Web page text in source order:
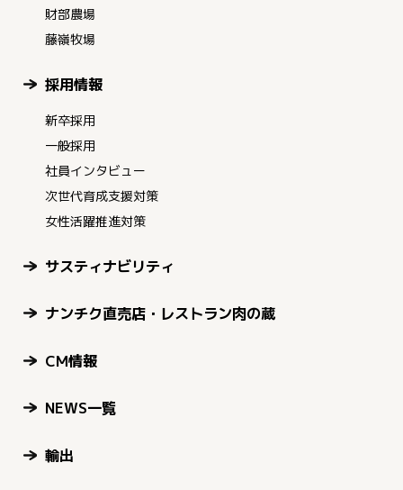
財部農場
藤嶺牧場
採用情報
新卒採用
一般採用
社員インタビュー
次世代育成支援対策
女性活躍推進対策
サスティナビリティ
ナンチク直売店・レストラン肉の蔵
CM情報
NEWS一覧
輸出